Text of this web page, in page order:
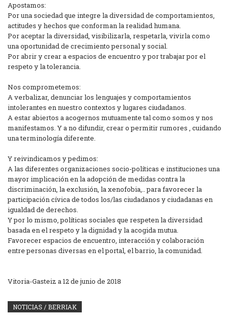
Apostamos:
Por una sociedad que integre la diversidad de comportamientos,
actitudes y hechos que conforman la realidad humana.
Por aceptar la diversidad, visibilizarla, respetarla, vivirla como
una oportunidad de crecimiento personal y social.
Por abrir y crear a espacios de encuentro y por trabajar por el
respeto y la tolerancia.
Nos comprometemos:
A verbalizar, denunciar los lenguajes y comportamientos
intolerantes en nuestro contextos y lugares ciudadanos.
A estar abiertos a acogernos mutuamente tal como somos y nos
manifestamos. Y a no difundir, crear o permitir rumores , cuidando
una terminología diferente.
Y reivindicamos y pedimos:
A las diferentes organizaciones socio-políticas e instituciones una
mayor implicación en la adopción de medidas contra la
discriminación, la exclusión, la xenofobia,.. para favorecer la
participación cívica de todos los/las ciudadanos y ciudadanas en
igualdad de derechos.
Y por lo mismo, políticas sociales que respeten la diversidad
basada en el respeto y la dignidad y la acogida mutua.
Favorecer espacios de encuentro, interacción y colaboración
entre personas diversas en el portal, el barrio, la comunidad.
Vitoria-Gasteiz a 12 de junio de 2018
NOTICIAS / BERRIAK